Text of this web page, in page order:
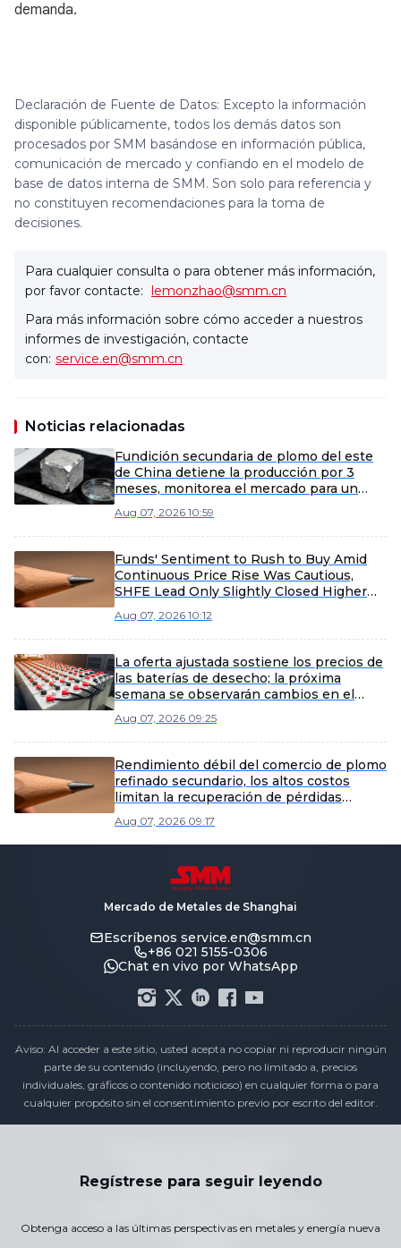
demanda.
Declaración de Fuente de Datos: Excepto la información
disponible públicamente, todos los demás datos son
procesados por SMM basándose en información pública,
comunicación de mercado y confiando en el modelo de
base de datos interna de SMM. Son solo para referencia y
no constituyen recomendaciones para la toma de
decisiones.
Para cualquier consulta o para obtener más información,
por favor contacte: lemonzhao@smm.cn
Para más información sobre cómo acceder a nuestros
informes de investigación, contacte
con: service.en@smm.cn
Noticias relacionadas
Fundición secundaria de plomo del este
de China detiene la producción por 3
meses, monitorea el mercado para un
Aug 07, 2026 10:59
Funds' Sentiment to Rush to Buy Amid
Continuous Price Rise Was Cautious,
SHFE Lead Only Slightly Closed Higher
Aug 07, 2026 10:12
La oferta ajustada sostiene los precios de
las baterías de desecho; la próxima
semana se observarán cambios en el
[SMM Scrap Battery Weekly Review]
Aug 07, 2026 09:25
Rendimiento débil del comercio de plomo
refinado secundario, los altos costos
limitan la recuperación de pérdidas
secundario de SMM]
Aug 07, 2026 09:17
Regístrese para seguir leyendo
Obtenga acceso a las últimas perspectivas en metales y energía nueva
Mercado de Metales de Shanghai
Escríbenos service.en@smm.cn
+86 021 5155-0306
Chat en vivo por WhatsApp
Aviso: Al acceder a este sitio, usted acepta no copiar ni reproducir ningún
parte de su contenido (incluyendo, pero no limitado a, precios
individuales, gráficos o contenido noticioso) en cualquier forma o para
cualquier propósito sin el consentimiento previo por escrito del editor.
Política de privacidad
Términos y Condiciones
Contáctenos